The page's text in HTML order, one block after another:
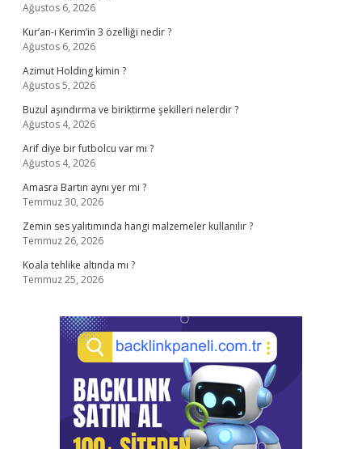
Ağustos 6, 2026
Kur’an-ı Kerim’in 3 özelliği nedir ?
Ağustos 6, 2026
Azimut Holding kimin ?
Ağustos 5, 2026
Buzul aşındırma ve biriktirme şekilleri nelerdir ?
Ağustos 4, 2026
Arif diye bir futbolcu var mı ?
Ağustos 4, 2026
Amasra Bartın aynı yer mi ?
Temmuz 30, 2026
Zemin ses yalıtımında hangi malzemeler kullanılır ?
Temmuz 26, 2026
Koala tehlike altında mı ?
Temmuz 25, 2026